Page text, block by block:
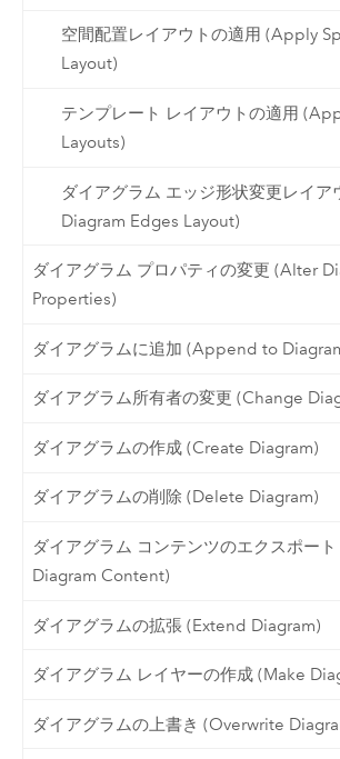
空間配置レイアウトの適用 (Apply
Layout)
テンプレート レイアウトの適用
Layouts)
ダイアグラム エッジ形状変更レイア
Diagram Edges Layout)
ダイアグラム プロパティの変更 (Alter
Properties)
ダイアグラムに追加 (Append to
ダイアグラム所有者の変更 (Change
ダイアグラムの作成 (Create Diagram)
ダイアグラムの削除 (Delete Diagram)
ダイアグラム コンテンツのエクスポー
Diagram Content)
ダイアグラムの拡張 (Extend Diagram)
ダイアグラム レイヤーの作成 (Make
ダイアグラムの上書き (Overwrite